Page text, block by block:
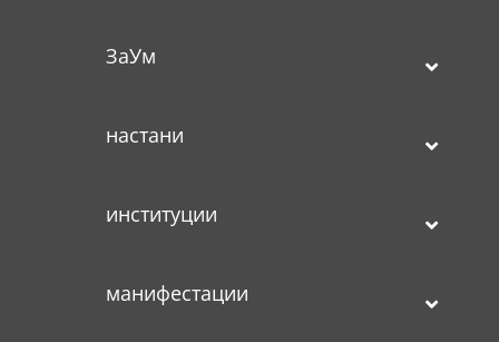
ЗаУм
настани
институции
манифестации